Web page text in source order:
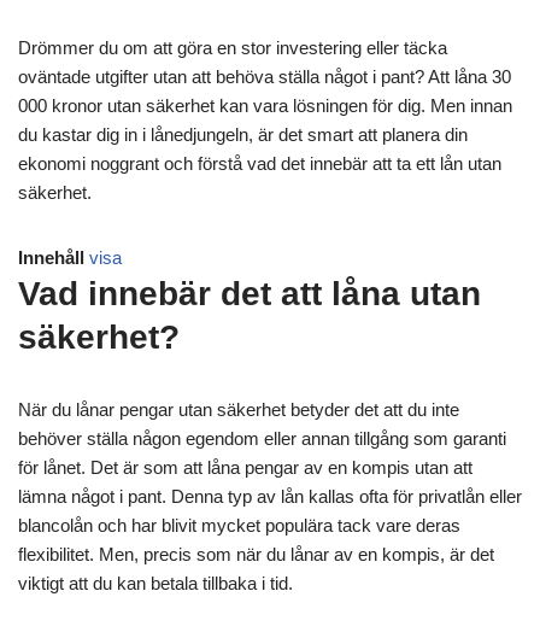
Drömmer du om att göra en stor investering eller täcka
oväntade utgifter utan att behöva ställa något i pant? Att låna 30
000 kronor utan säkerhet kan vara lösningen för dig. Men innan
du kastar dig in i lånedjungeln, är det smart att planera din
ekonomi noggrant och förstå vad det innebär att ta ett lån utan
säkerhet.
Innehåll visa
Vad innebär det att låna utan
säkerhet?
När du lånar pengar utan säkerhet betyder det att du inte
behöver ställa någon egendom eller annan tillgång som garanti
för lånet. Det är som att låna pengar av en kompis utan att
lämna något i pant. Denna typ av lån kallas ofta för privatlån eller
blancolån och har blivit mycket populära tack vare deras
flexibilitet. Men, precis som när du lånar av en kompis, är det
viktigt att du kan betala tillbaka i tid.